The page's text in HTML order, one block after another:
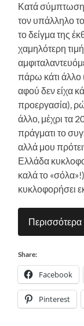
Κατά
τον υπάλληλο
το δείγμα της
χαμηλότερη
πάρω κάτι άλλο
αφού δεν είχα
προεργασία),
άλλο, μέχρι τα
πράγματι το
αλλά μου
Ελλάδα
καλά το
κυκλοφορήσει
Περισσότερα
Share:
Facebook
Pinterest